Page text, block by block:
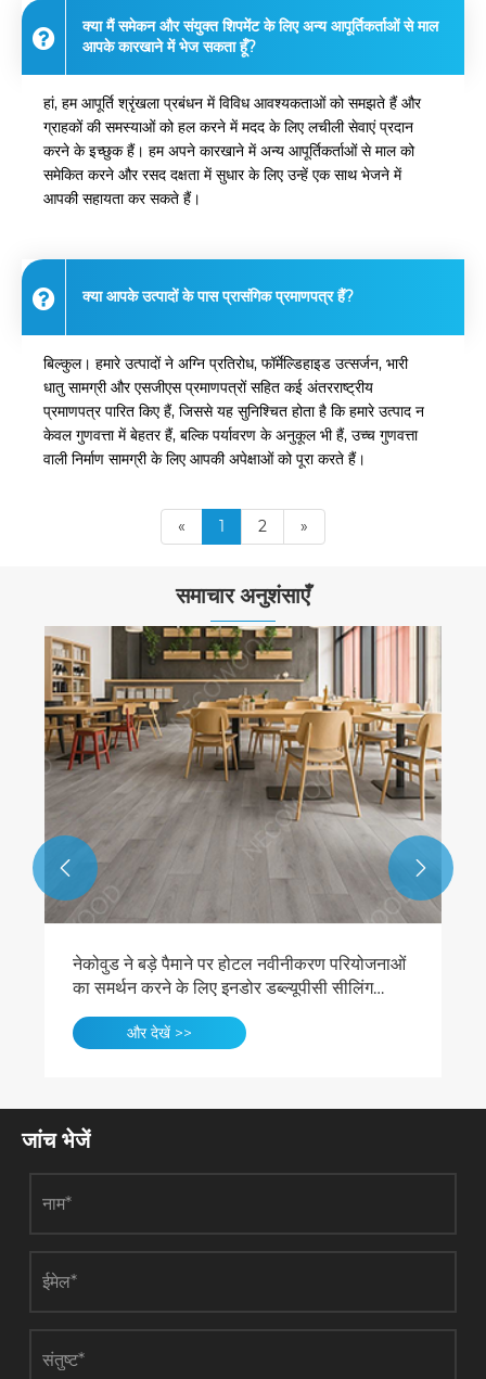
क्या मैं समेकन और संयुक्त शिपमेंट के लिए अन्य आपूर्तिकर्ताओं से माल
आपके कारखाने में भेज सकता हूँ?
हां, हम आपूर्ति श्रृंखला प्रबंधन में विविध आवश्यकताओं को समझते हैं और
ग्राहकों की समस्याओं को हल करने में मदद के लिए लचीली सेवाएं प्रदान
करने के इच्छुक हैं। हम अपने कारखाने में अन्य आपूर्तिकर्ताओं से माल को
समेकित करने और रसद दक्षता में सुधार के लिए उन्हें एक साथ भेजने में
आपकी सहायता कर सकते हैं।
क्या आपके उत्पादों के पास प्रासंगिक प्रमाणपत्र हैं?
बिल्कुल। हमारे उत्पादों ने अग्नि प्रतिरोध, फॉर्मेल्डिहाइड उत्सर्जन, भारी
धातु सामग्री और एसजीएस प्रमाणपत्रों सहित कई अंतरराष्ट्रीय
प्रमाणपत्र पारित किए हैं, जिससे यह सुनिश्चित होता है कि हमारे उत्पाद न
केवल गुणवत्ता में बेहतर हैं, बल्कि पर्यावरण के अनुकूल भी हैं, उच्च गुणवत्ता
वाली निर्माण सामग्री के लिए आपकी अपेक्षाओं को पूरा करते हैं।
« 1 2 »
समाचार अनुशंसाएँ
नेकोवुड ने बड़े पैमाने पर होटल नवीनीकरण परियोजनाओं
का समर्थन करने के लिए इनडोर डब्ल्यूपीसी सीलिंग
उत्पादन का विस्तार किया
और देखें >>
 
जांच भेजें